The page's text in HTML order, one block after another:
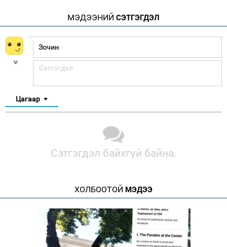
МЭДЭЭНИЙ СЭТГЭГДЭЛ
Цагаар
Сэтгэгдэл байхгүй байна.
ХОЛБООТОЙ МЭДЭЭ